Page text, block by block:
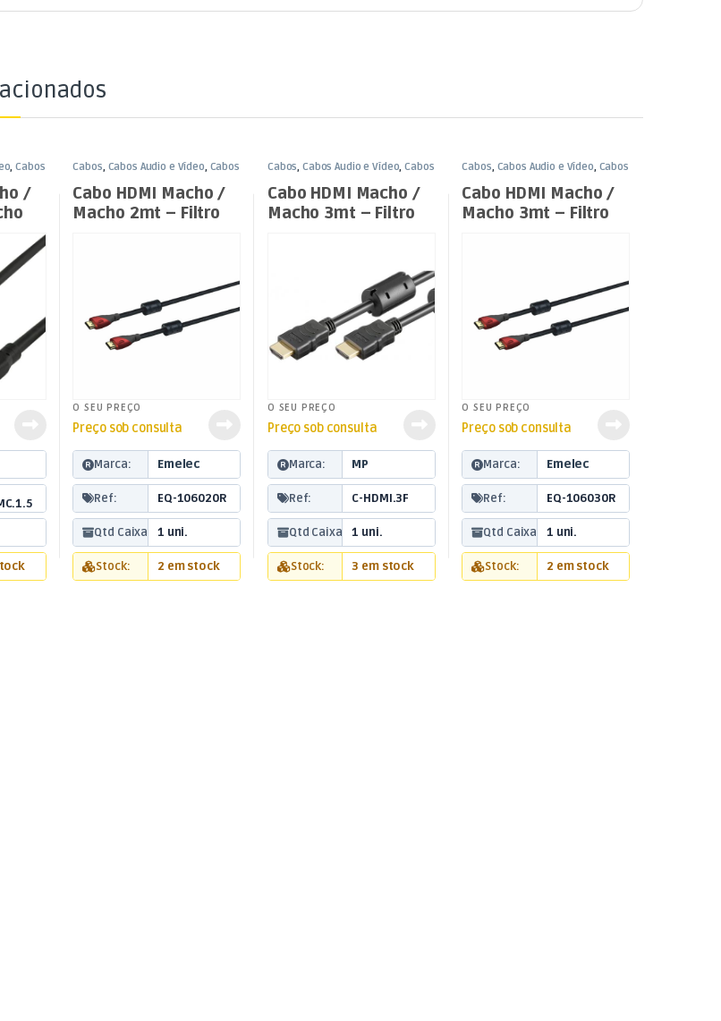
,Cabos
/
Cabos, Cabos Áudio e Vídeo, Cabos
Cabo HDMI Macho /
Macho 2mt – Filtro
O SEU PREÇO
Preço sob consulta
Marca: Emelec
Ref: EQ-106020R
Qtd Caixa: 1 uni.
Stock: 2 em stock
Cabos,Cabos Áudio e Vídeo,Cabos
Cabo HDMI Macho /
Macho 3mt – Filtro
O SEU PREÇO
Preço sob consulta
Marca: MP
Ref: C-HDMI.3F
Qtd Caixa: 1 uni.
Stock: 3 em stock
Cabos, Cabos Áudio e Vídeo, Cabos
Cabo HDMI Macho /
Macho 3mt – Filtro
O SEU PREÇO
Preço sob consulta
Marca: Emelec
Ref: EQ-106030R
Qtd Caixa: 1 uni.
Stock: 2 em stock